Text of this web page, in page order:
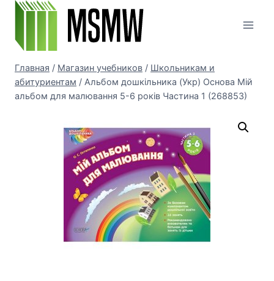
Перейти
содержимому
Главная / Магазин учебников / Школьникам и
абитуриентам / Альбом дошкільника (Укр) Основа Мій
альбом для малювання 5-6 років Частина 1 (268853)